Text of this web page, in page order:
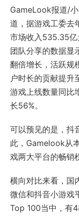
GameLook报道/
道，据游戏工委去
市场收入535.35
团队分享的数据显
翻倍增长，活跃规
户时长的贡献提
游戏上线数量同比
长56%。
可以预见的是，抖
此，Gamelook从
戏两大平台的畅销
横向对比来看，国
微信和抖音小游戏
Top 100当中，有